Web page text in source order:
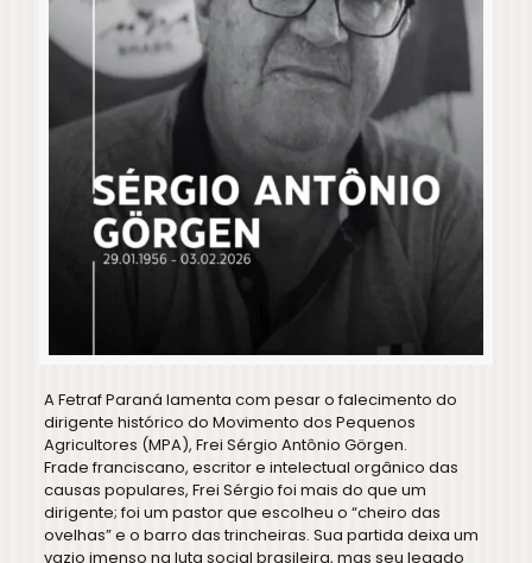
A Fetraf Paraná lamenta com pesar o falecimento do
dirigente histórico do Movimento dos Pequenos
Agricultores (MPA), Frei Sérgio Antônio Görgen.
Frade franciscano, escritor e intelectual orgânico das
causas populares, Frei Sérgio foi mais do que um
dirigente; foi um pastor que escolheu o “cheiro das
ovelhas” e o barro das trincheiras. Sua partida deixa um
vazio imenso na luta social brasileira, mas seu legado